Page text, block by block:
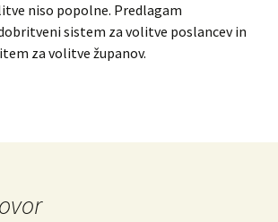
niso popolne. Predlagam
sistem za volitve poslancev in
za volitve županov.